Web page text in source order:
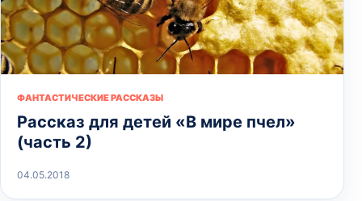
ФАНТАСТИЧЕСКИЕ РАССКАЗЫ
Рассказ для детей «В мире пчел»
(часть 2)
04.05.2018